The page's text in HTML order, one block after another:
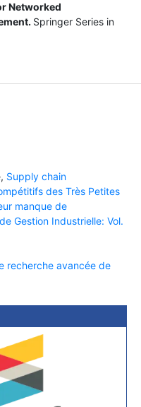
Networked
Springer Series in
Supply chain
des Très Petites
manque de
Gestion Industrielle: Vol.
recherche avancée de